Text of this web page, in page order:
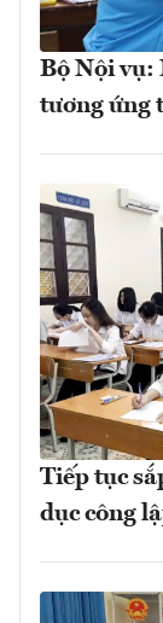
Bộ Nội vụ:
tương ứng
Tiếp tục
dục công